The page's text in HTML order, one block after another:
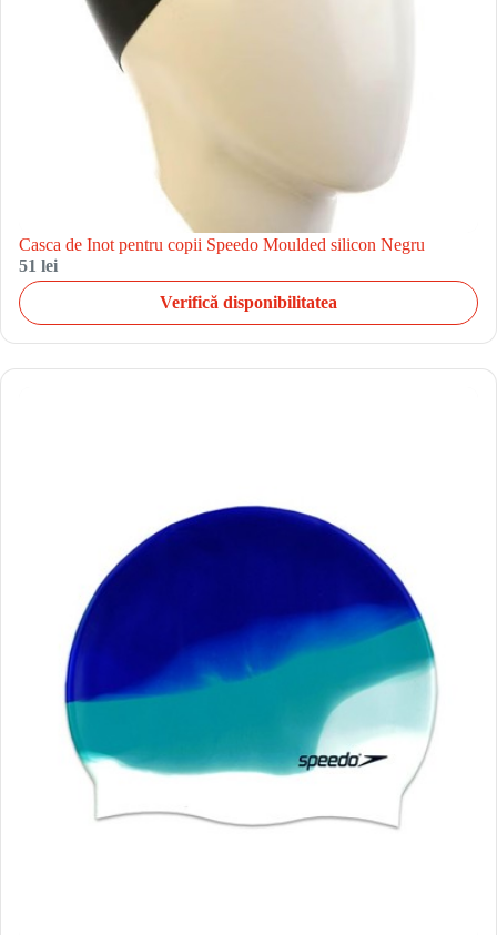
Casca de Inot pentru copii Speedo Moulded silicon Negru
51 lei
Verifică disponibilitatea